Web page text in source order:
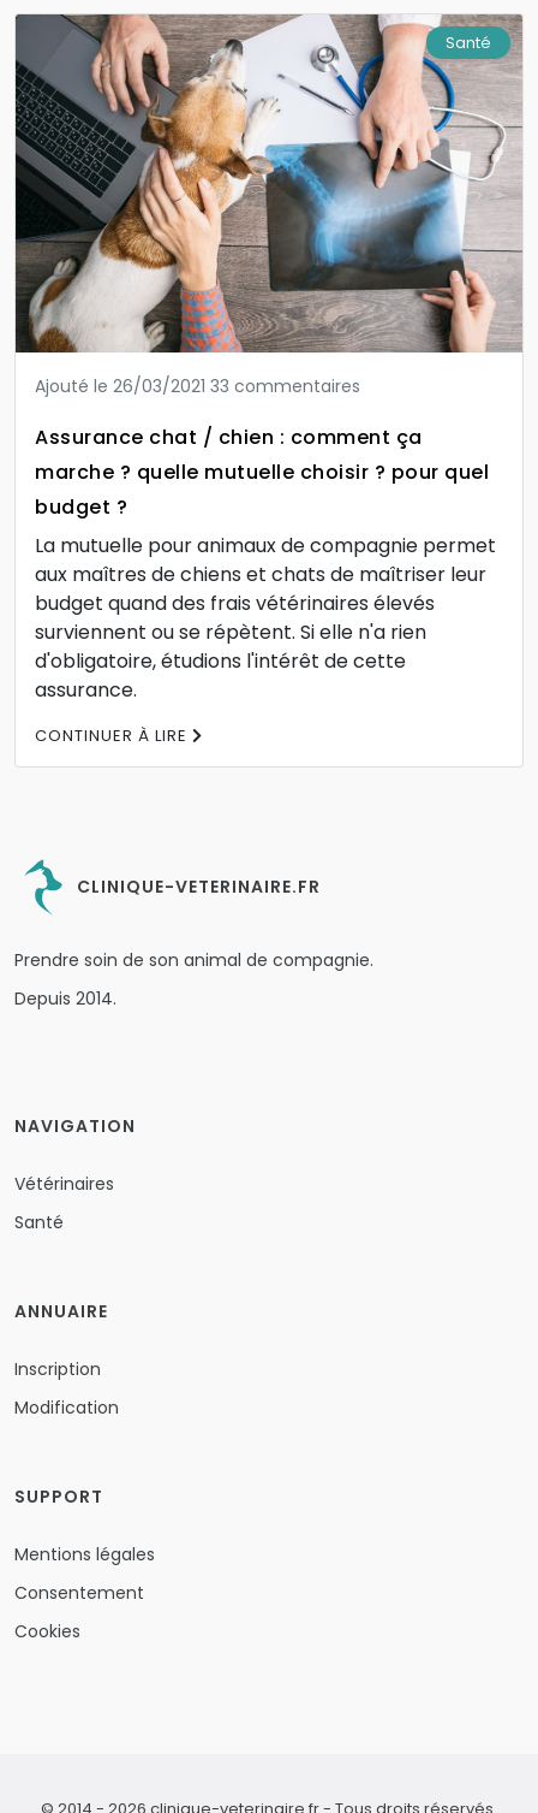
Santé
Ajouté le 26/03/2021 33 commentaires
Assurance chat / chien : comment ça
marche ? quelle mutuelle choisir ? pour quel
budget ?
La mutuelle pour animaux de compagnie permet
aux maîtres de chiens et chats de maîtriser leur
budget quand des frais vétérinaires élevés
surviennent ou se répètent. Si elle n'a rien
d'obligatoire, étudions l'intérêt de cette
assurance.
CONTINUER À LIRE
CLINIQUE-VETERINAIRE.FR
Prendre soin de son animal de compagnie.
Depuis 2014.
NAVIGATION
Vétérinaires
Santé
ANNUAIRE
Inscription
Modification
SUPPORT
Mentions légales
Consentement
Cookies